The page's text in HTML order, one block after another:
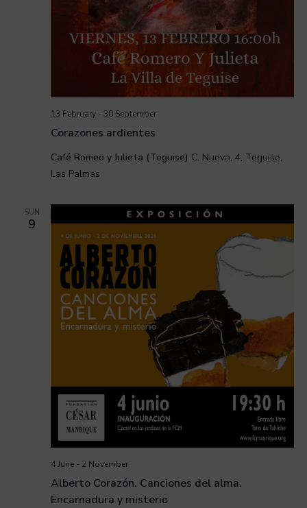
Corazones ardientes
13 February- 30 September
Café Romeo y Julieta (Teguise) C. Nueva, 4, Teguise,
Las Palmas
SUN
9
Alberto Corazón. Canciones del alma.
Encarnadura y misterio
4 June- 2 November